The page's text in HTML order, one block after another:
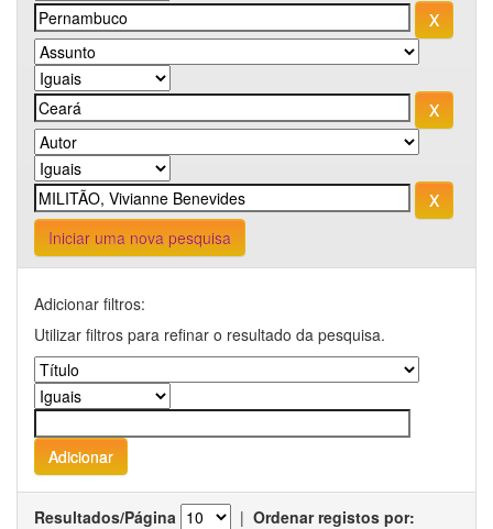
Iniciar uma nova pesquisa
Adicionar filtros:
Utilizar filtros para refinar o resultado da pesquisa.
Resultados/Página | Ordenar registos por: